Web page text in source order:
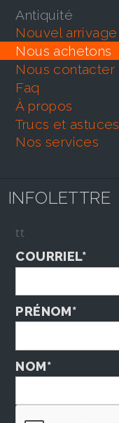
antiquité
nouvel arrivage
nous achetons
nous contacter
faq
À propos
trucs et astuces
nos services
INFOLETTRE
tt
COURRIEL*
PRÉNOM*
NOM*